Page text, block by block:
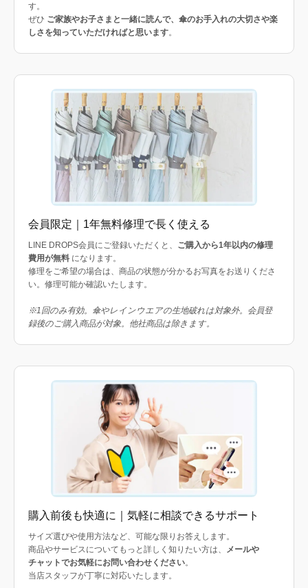
す。
ぜひ ご家族やお子さまと一緒に読んで、傘のお手入れの大切さや楽
しさを知っていただければと思います。
会員限定｜1年無料修理で長く使える
LINE DROPS会員にご登録いただくと、 ご購入から1年以内の修理
費用が無料 になります。
修理をご希望の場合は、商品の状態が分かるお写真をお送りくださ
い。修理可能か確認いたします。
※1回のみ有効。傘やレインウエアの生地破れは対象外。会員登
録後のご購入商品が対象。他社商品は除きます。
購入前後も快適に｜気軽に相談できるサポート
サイズ選びや使用方法など、可能な限りお答えします。
商品やサービスについてもっと詳しく知りたい方は、
メールや
チャットでお気軽にお問い合わせください。
当店スタッフが丁寧に対応いたします。